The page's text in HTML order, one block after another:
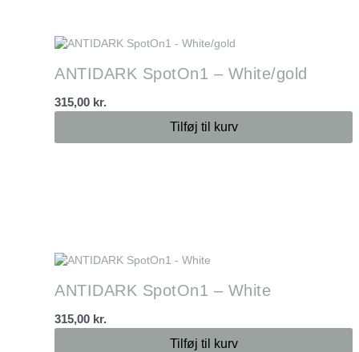
ANTIDARK SpotOn1 – White/gold
315,00 kr.
Tilføj til kurv
ANTIDARK SpotOn1 – White
315,00 kr.
Tilføj til kurv